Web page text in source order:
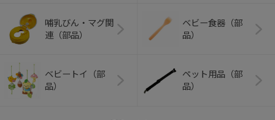
哺乳びん・マグ関
連（部品）
ベビー食器（部
品）
ベビートイ（部
品）
ペット用品（部
品）